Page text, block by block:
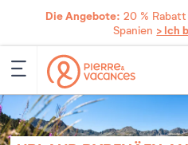
Die Angebote: 20 %
Spanien > Ich